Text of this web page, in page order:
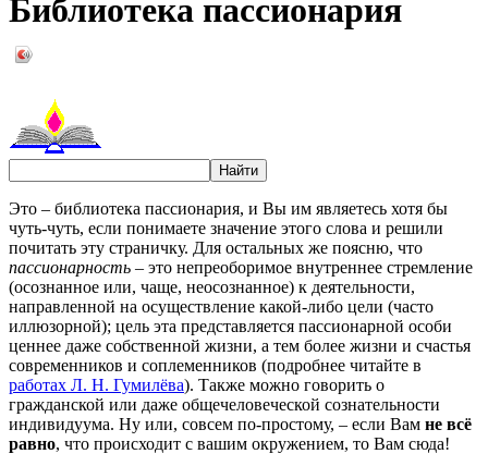
Библиотека пассионария
Это – библиотека пассионария, и Вы им являетесь хотя бы
чуть-чуть, если понимаете значение этого слова и решили
почитать эту страничку. Для остальных же поясню, что
пассионарность – это непреоборимое внутреннее стремление
(осознанное или, чаще, неосознанное) к деятельности,
направленной на осуществление какой-либо цели (часто
иллюзорной); цель эта представляется пассионарной особи
ценнее даже собственной жизни, а тем более жизни и счастья
современников и соплеменников (подробнее читайте в
работах Л. Н. Гумилёва). Также можно говорить о
гражданской или даже общечеловеческой сознательности
индивидуума. Ну или, совсем по-простому, – если Вам не всё
равно, что происходит с вашим окружением, то Вам сюда!